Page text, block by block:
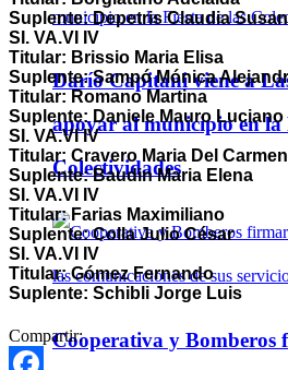
Darío Capitani viene a
apoyar al municipio en la
Colectividades
Cooperativa y Bomberos
Suplente: Depetris Claudia
SI. VA.VI IV
Titular: Brissio Maria Elisa
Suplente: Sampó Mónica
Titular: Romano Martina
Suplente: Daniele Mauro Luciano
SI. VA.VI IV
Titular: Cravero Maria Del Carmen
Suplente: Baudin Maria Elena
SI. VA.VI IV
Titular: Farias Maximiliano
Suplente: Colla Julio César
SI. VA.VI IV
Titular: Gómez Fernando
Suplente: Schibli Jorge Luis
Compartir: